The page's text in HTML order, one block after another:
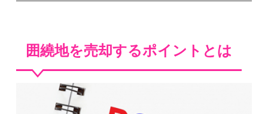
囲繞地を売却するポイントとは